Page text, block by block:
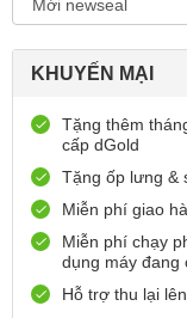
KHUYẾN MẠI
Tặng thêm
cấp dGold
Tặng ốp lưng &
Miễn phí giao
Miễn phí chạy
dụng máy đang
Hỗ trợ thu lại